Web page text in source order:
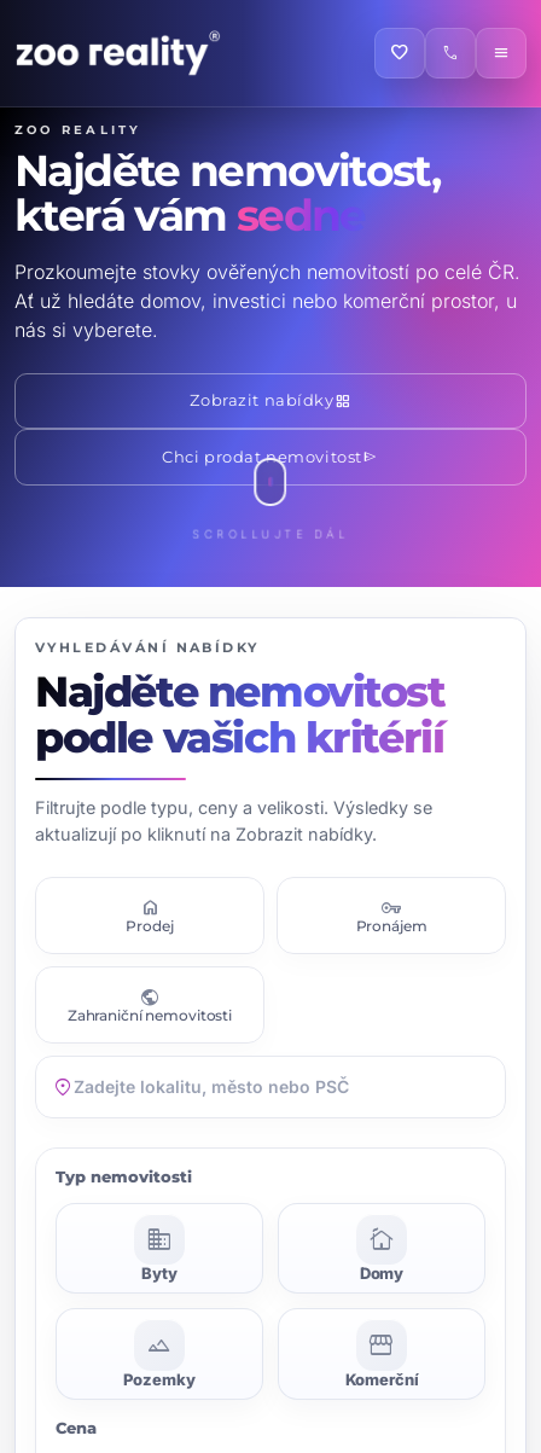
favorite call menu
ZOO reality
Najděte nemovitost,
která vám sedne
Prozkoumejte stovky ověřených nemovitostí po celé ČR.
Ať už hledáte domov, investici nebo komerční prostor, u
nás si vyberete.
Zobrazit nabídkygrid_view
Chci prodat nemovitostsend
SCROLLUJTE DÁL
VYHLEDÁVÁNÍ NABÍDKY
Najděte nemovitost
podle vašich kritérií
Filtrujte podle typu, ceny a velikosti. Výsledky se
aktualizují po kliknutí na Zobrazit nabídky.
home
Prodej
vpn_key
Pronájem
public
Zahraniční nemovitosti
location_on
Typ nemovitosti
domain
Byty
cottage
Domy
landscape
Pozemky
storefront
Komerční
Cena